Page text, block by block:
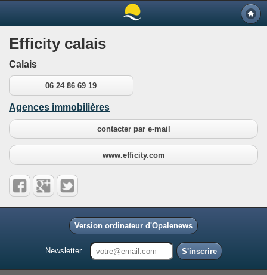
Efficity calais
Calais
06 24 86 69 19
Agences immobilières
contacter par e-mail
www.efficity.com
Version ordinateur d'Opalenews
Newsletter S'inscrire